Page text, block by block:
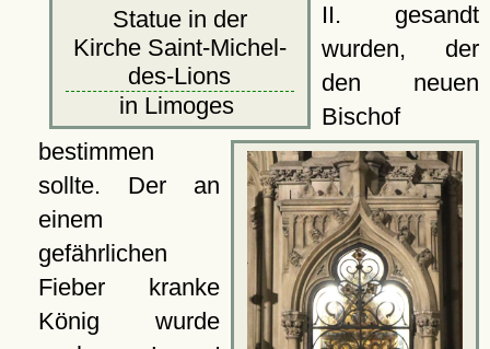
Statue in der
Kirche Saint-Michel-
des-Lions
in Limoges
II. gesandt
wurden, der
den neuen
Bischof
bestimmen
sollte. Der an
einem
gefährlichen
Fieber kranke
König wurde